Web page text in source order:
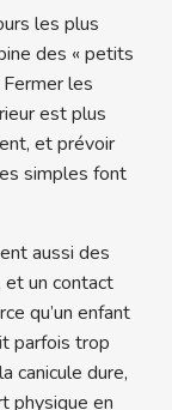
les plus
des « petits
les
est plus
et prévoir
simples font
aussi des
un contact
qu’un enfant
parfois trop
canicule dure,
physique en